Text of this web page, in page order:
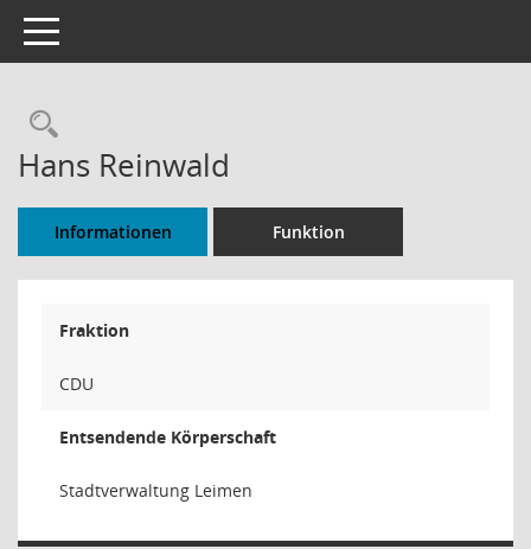
Toggle navigation
Rechercheauswahl
Hans Reinwald
Informationen Funktion
Fraktion
CDU
Entsendende Körperschaft
Stadtverwaltung Leimen